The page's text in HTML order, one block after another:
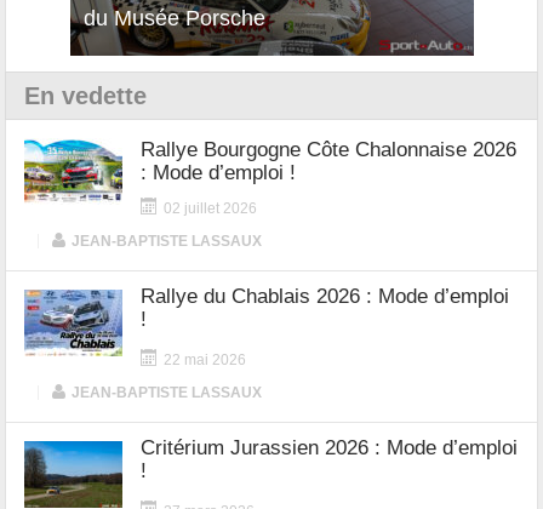
du Musée Porsche
12Cilindri Manuale
En vedette
Rallye Bourgogne Côte Chalonnaise 2026
: Mode d’emploi !
02 juillet 2026
JEAN-BAPTISTE LASSAUX
Rallye du Chablais 2026 : Mode d’emploi
!
22 mai 2026
JEAN-BAPTISTE LASSAUX
Critérium Jurassien 2026 : Mode d’emploi
!